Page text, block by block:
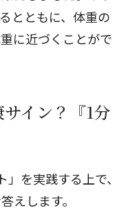
とともに、体重の
に近づくことがで
イン？『1分
を実践する上で、
えします。